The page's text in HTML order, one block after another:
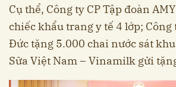
Cụ thể, Công ty CP Tập đoàn
chiếc khẩu trang y tế 4 lớp; Công
Đức tặng 5.000 chai nước sát
Sữa Việt Nam – Vinamilk gửi